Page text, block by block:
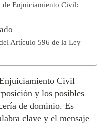
Enjuiciamiento Civil:
Artículo 596 de la Ley
Civil
y los posibles
de dominio. Es
clave y el mensaje